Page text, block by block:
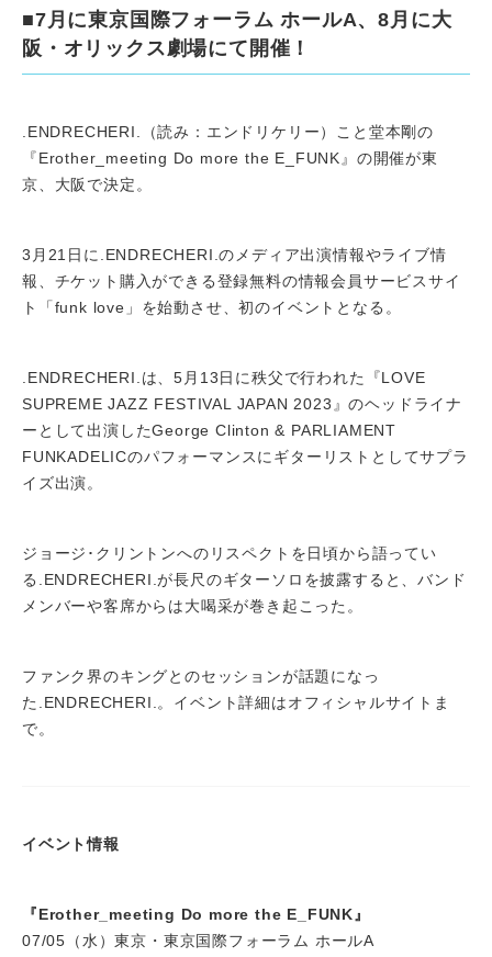
■7月に東京国際フォーラム ホールA、8月に大
阪・オリックス劇場にて開催！
.ENDRECHERI.（読み：エンドリケリー）こと堂本剛の
『Erother_meeting Do more the E_FUNK』の開催が東
京、大阪で決定。
3月21日に.ENDRECHERI.のメディア出演情報やライブ情
報、チケット購入ができる登録無料の情報会員サービスサイ
ト「funk love」を始動させ、初のイベントとなる。
.ENDRECHERI.は、5月13日に秩父で行われた『LOVE
SUPREME JAZZ FESTIVAL JAPAN 2023』のヘッドライナ
ーとして出演したGeorge Clinton & PARLIAMENT
FUNKADELICのパフォーマンスにギターリストとしてサプラ
イズ出演。
ジョージ･クリントンへのリスペクトを日頃から語ってい
る.ENDRECHERI.が長尺のギターソロを披露すると、バンド
メンバーや客席からは大喝采が巻き起こった。
ファンク界のキングとのセッションが話題になっ
た.ENDRECHERI.。イベント詳細はオフィシャルサイトま
で。
イベント情報
『Erother_meeting Do more the E_FUNK』
07/05（水）東京・東京国際フォーラム ホールA